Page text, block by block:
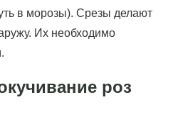
в морозы). Срезы делают
Их необходимо
роз